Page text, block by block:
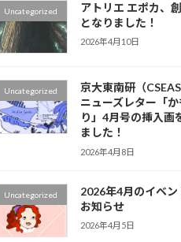
Uncategorized
アトリエ エポカ、
となりました！
2026年4月10日
Uncategorized
京大東南研（
ニューズレター「
り」4月号の挿入画
ました！
2026年4月8日
Uncategorized
2026年4月のイベン
お知らせ
2026年4月5日